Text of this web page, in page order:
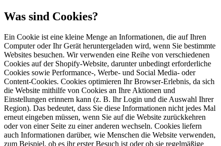
Was sind Cookies?
Ein Cookie ist eine kleine Menge an Informationen, die auf Ihren
Computer oder Ihr Gerät heruntergeladen wird, wenn Sie bestimmte
Websites besuchen. Wir verwenden eine Reihe von verschiedenen
Cookies auf der Shopify-Website, darunter unbedingt erforderliche
Cookies sowie Performance-, Werbe- und Social Media- oder
Content-Cookies. Cookies optimieren Ihr Browser-Erlebnis, da sich
die Website mithilfe von Cookies an Ihre Aktionen und
Einstellungen erinnern kann (z. B. Ihr Login und die Auswahl Ihrer
Region). Das bedeutet, dass Sie diese Informationen nicht jedes Mal
erneut eingeben müssen, wenn Sie auf die Website zurückkehren
oder von einer Seite zu einer anderen wechseln. Cookies liefern
auch Informationen darüber, wie Menschen die Website verwenden,
zum Beispiel, ob es ihr erster Besuch ist oder ob sie regelmäßige